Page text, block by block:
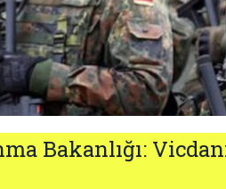
Bakanlığı: